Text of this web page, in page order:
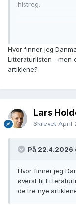
histreg.
førstesiden, er
registrert i
fleste bor
hvor vi ikke har
Danske
den danske
histreg. Det er
https://link-
eksempler under
Hvor finner jeg
Litteraturlisten - men
artiklene?
Lars
Skrevet April
På 22.4.2026
Hvor finner jeg
øverst til
de tre nye